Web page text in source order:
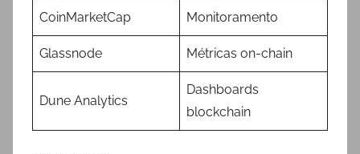
CoinMarketCap Monitoramento
Glassnode Métricas on-chain
Dune Analytics
Dashboards
blockchain